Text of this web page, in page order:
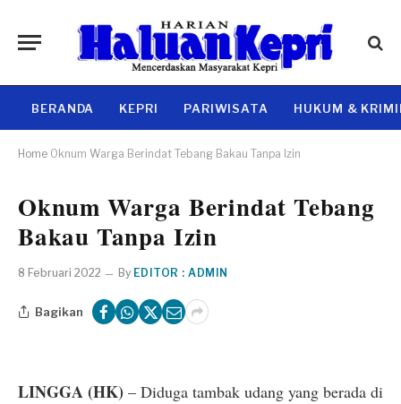
BERANDA KEPRI PARIWISATA HUKUM &
Home Oknum Warga Berindat Tebang Bakau Tanpa Izin
Oknum Warga Berindat Tebang
Bakau Tanpa Izin
8 Februari 2022 By EDITOR : ADMIN
Bagikan
LINGGA (HK) – Diduga tambak udang yang berada di